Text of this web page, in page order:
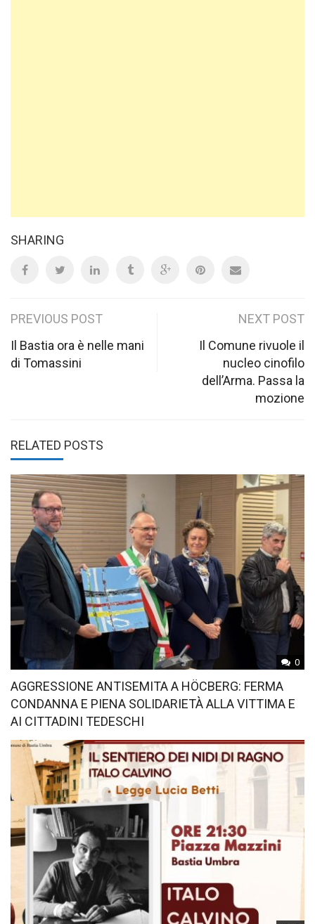
SHARING
Post
navigation
PREVIOUS POST
Il Bastia ora è nelle mani
di Tomassini
NEXT POST
Il Comune rivuole il
nucleo cinofilo
dell’Arma. Passa la
mozione
RELATED POSTS
0
AGGRESSIONE ANTISEMITA A HÖCBERG: FERMA
CONDANNA E PIENA SOLIDARIETÀ ALLA VITTIMA E
AI CITTADINI TEDESCHI